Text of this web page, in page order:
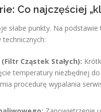
Co najczęściej
słabe punkty. Na
Cząstek Stałych):
temperatury niezbędnej
procedurę wypalania